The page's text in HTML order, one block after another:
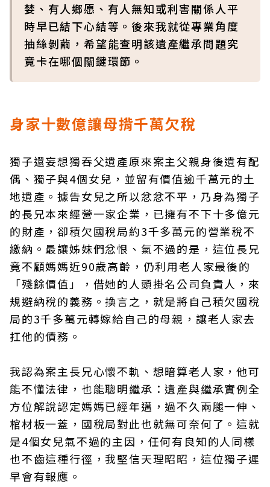
婪、有人鄉愿、有人無知或利害關係人平
時早已結下心結等。後來我就從專業角度
抽絲剝繭，希望能查明該遺產繼承問題究
竟卡在哪個關鍵環節。
身家十數億讓母揹千萬欠稅
獨子還妄想獨吞父遺產原來案主父親身後遺有配
偶、獨子與4個女兒，並留有價值逾千萬元的土
地遺產。據告女兒之所以忿忿不平，乃身為獨子
的長兄本來經營一家企業，已擁有不下十多億元
的財產，卻積欠國稅局約3千多萬元的營業稅不
繳納。最讓姊妹們忿恨、氣不過的是，這位長兄
竟不顧媽媽近90歲高齡，仍利用老人家最後的
「殘餘價值」，借她的人頭掛名公司負責人，來
規避納稅的義務。換言之，就是將自己積欠國稅
局的3千多萬元轉嫁給自己的母親，讓老人家去
扛他的債務。
我認為案主長兄心懷不軌、想暗算老人家，他可
能不懂法律，也能聰明繼承：遺產與繼承實例全
方位解說認定媽媽已經年邁，過不久兩腿一伸、
棺材板一蓋，國稅局對此也就無可奈何了。這就
是4個女兒氣不過的主因，任何有良知的人同樣
也不齒這種行徑，我堅信天理昭昭，這位獨子遲
早會有報應。